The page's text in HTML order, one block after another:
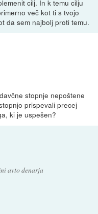
cilj. In k temu cilju
več kot ti s tvojo
da sem najbolj proti temu.
stopnje nepoštene
prispevali precej
ki je uspešen?
avto denarja